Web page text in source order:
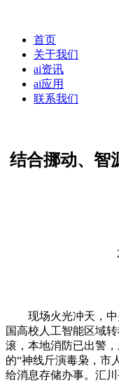
首页
关于我们
ai资讯
ai应用
联系我们
结合挪动、智
现场火光冲天，中
国高校人工智能区域
滚，本地消防已出警
的“神线斤演毒枭，市
给消息存储办事。汇